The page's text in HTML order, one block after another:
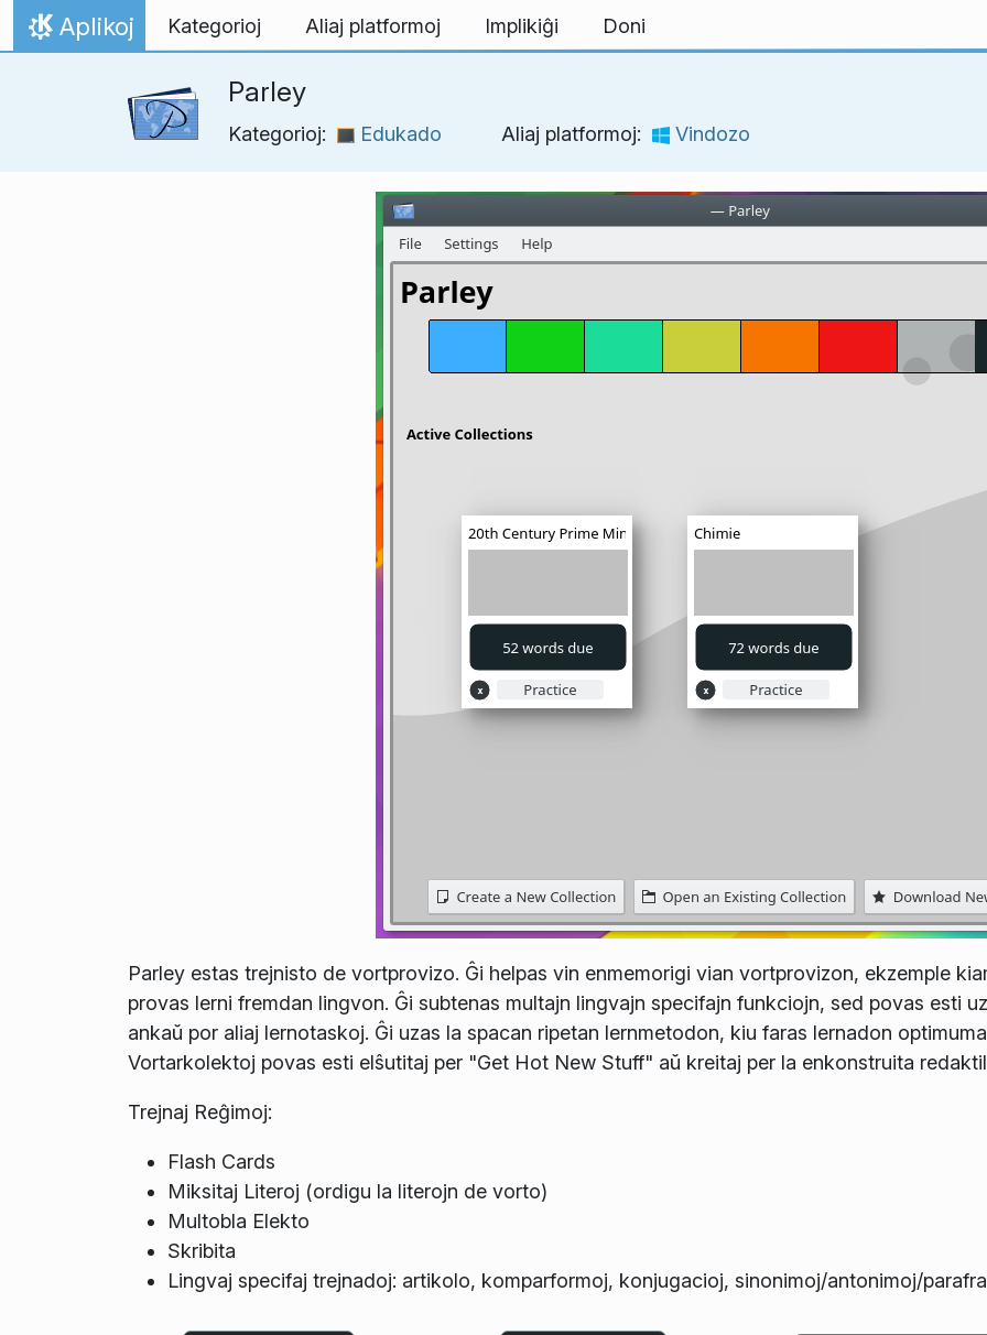
Salti al enhavo
Hejmo
Aplikoj Kategorioj Aliaj platformoj Implikiĝi Doni
Parley
Kategorioj: Edukado Aliaj platformoj: Vindozo
Parley estas trejnisto de vortprovizo. Ĝi helpas vin enmemorigi vian vortprovizon, ekzemple
provas lerni fremdan lingvon. Ĝi subtenas multajn lingvajn specifajn funkciojn, sed povas esti
ankaŭ por aliaj lernotaskoj. Ĝi uzas la spacan ripetan lernmetodon, kiu faras lernadon
Vortarkolektoj povas esti elŝutitaj per "Get Hot New Stuff" aŭ kreitaj per la enkonstruita
Trejnaj Reĝimoj:
Flash Cards
Miksitaj Literoj (ordigu la literojn de vorto)
Multobla Elekto
Skribita
Lingvaj specifaj trejnadoj: artikolo, komparformoj, konjugacioj, sinonimoj/antonimoj/